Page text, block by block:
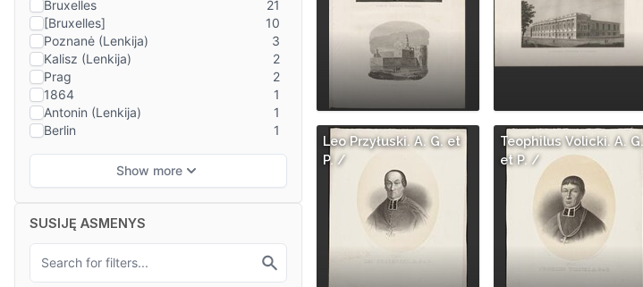
SUSIJĘ ASMENYS
Leo Przyłuski. A. G. et
P. /
Teophilus Volicki. A. G.
et P. /